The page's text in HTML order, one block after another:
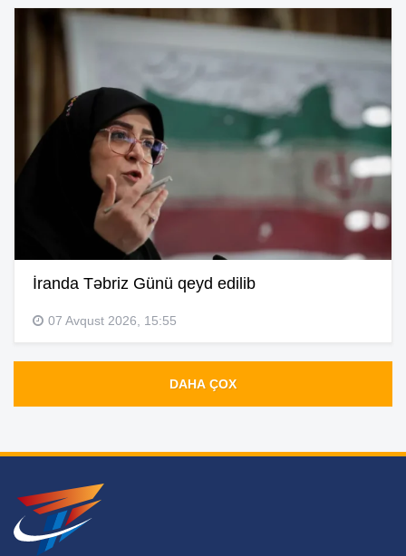
İranda Təbriz Günü qeyd edilib
07 Avqust 2026, 15:55
DAHA ÇOX